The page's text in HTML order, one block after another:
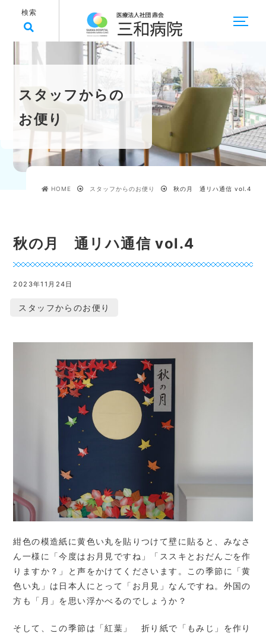
検索
スタッフからの
お便り
HOME スタッフからのお便り 秋の月 通リハ通信 vol.4
秋の月 通リハ通信 vol.4
2023年11月24日
スタッフからのお便り
紺色の模造紙に黄色い丸を貼りつけて壁に貼ると、みなさ
ん一様に「今度はお月見ですね」「ススキとおだんごを作
りますか？」と声をかけてくださいます。この季節に「黄
色い丸」は日本人にとって「お月見」なんですね。外国の
方も「月」を思い浮かべるのでしょうか？
そして、この季節は「紅葉」 折り紙で「もみじ」を作り